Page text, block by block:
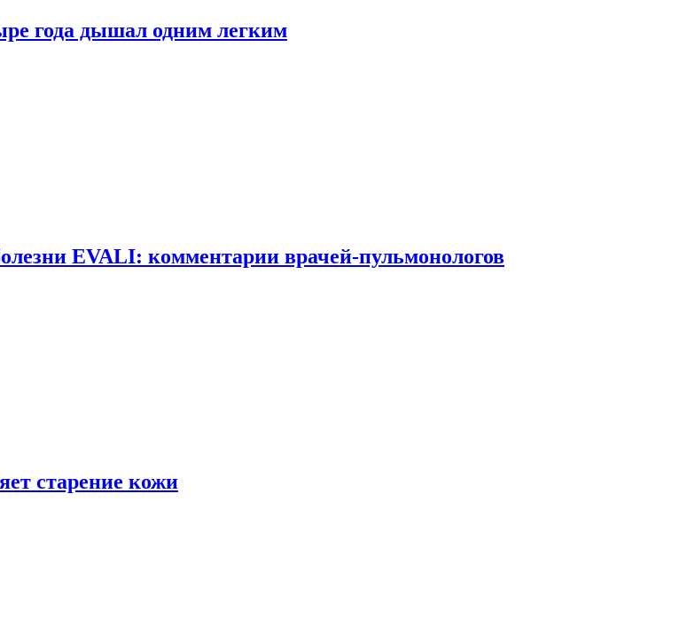
года дышал одним легким
EVALI: комментарии врачей-пульмонологов
старение кожи